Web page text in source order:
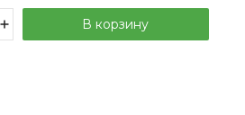
В корзину